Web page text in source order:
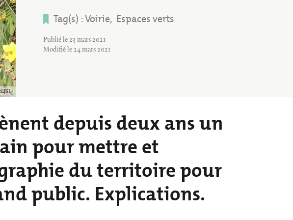
LJSL
Tag(s) Tags
Voirie Espaces verts
Publié le 23 mars 2021
Modifié le 24 mars 2021
depuis deux ans un
pour mettre et
du territoire pour
public. Explications.